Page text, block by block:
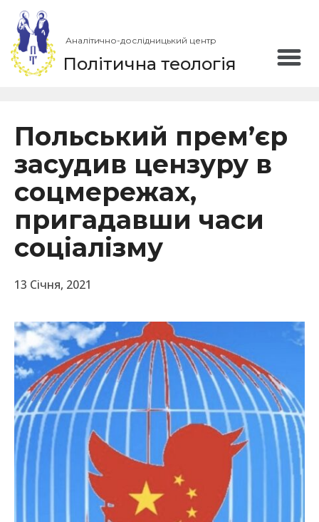
Аналітично-дослідницький центр
Політична теологія
Польський прем’єр
засудив цензуру в
соцмережах,
пригадавши часи
соціалізму
13 Січня, 2021